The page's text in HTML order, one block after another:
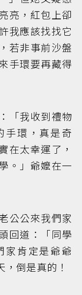
亮，紅包上卻
我應該找找它
若非事前沙盤
手環要再藏得
「我收到禮物
手環，真是奇
在太幸運了，
。」爺嬤在一
公公來我們家
回道：「同學
家肯定是爺爺
倒是真的！